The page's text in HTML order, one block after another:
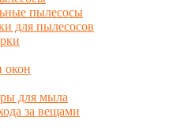
пылесосы
для пылесосов
для мыла
за вещами